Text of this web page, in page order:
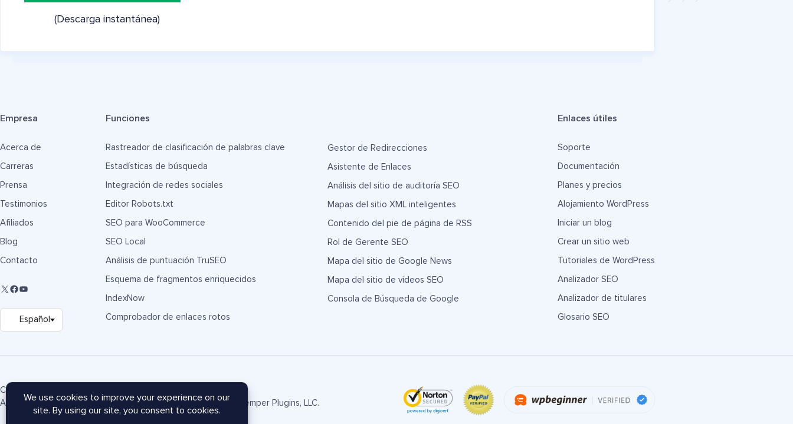
(Descarga instantánea)
Empresa
Acerca de
Carreras
Prensa
Testimonios
Afiliados
Blog
Contacto
Funciones
Rastreador de clasificación de palabras clave
Estadísticas de búsqueda
Integración de redes sociales
Editor Robots.txt
SEO para WooCommerce
SEO Local
Análisis de puntuación TruSEO
Esquema de fragmentos enriquecidos
IndexNow
Comprobador de enlaces rotos
Gestor de Redirecciones
Asistente de Enlaces
Análisis del sitio de auditoría SEO
Mapas del sitio XML inteligentes
Contenido del pie de página de RSS
Rol de Gerente SEO
Mapa del sitio de Google News
Mapa del sitio de vídeos SEO
Consola de Búsqueda de Google
Enlaces útiles
Soporte
Documentación
Planes y precios
Alojamiento WordPress
Iniciar un blog
Crear un sitio web
Tutoriales de WordPress
Analizador SEO
Analizador de titulares
Glosario SEO
Copyright © 2007-2026 Semper Plugins, LLC.
AIOSEO® y All in One SEO Pack® son marcas registradas de Semper Plugins, LLC.